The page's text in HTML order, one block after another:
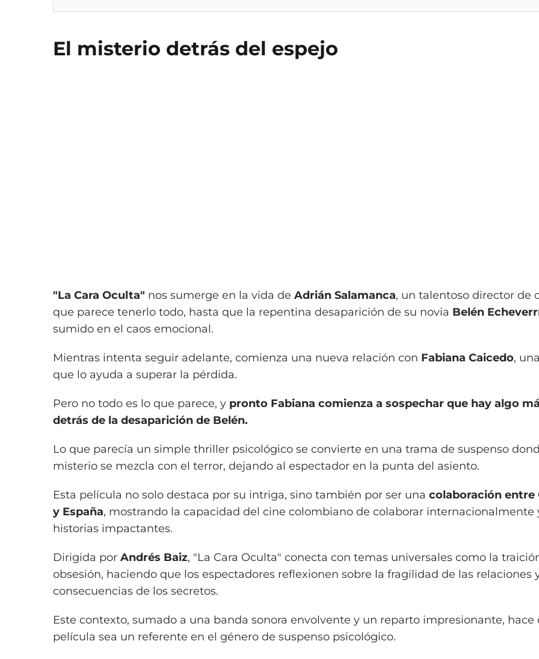
El misterio detrás del espejo
"La Cara Oculta" nos sumerge en la vida de Adrián Salamanca, un talentoso director de
que parece tenerlo todo, hasta que la repentina desaparición de su novia Belén
sumido en el caos emocional.
Mientras intenta seguir adelante, comienza una nueva relación con Fabiana Caicedo,
que lo ayuda a superar la pérdida.
Pero no todo es lo que parece, y pronto Fabiana comienza a sospechar que hay algo
detrás de la desaparición de Belén.
Lo que parecía un simple thriller psicológico se convierte en una trama de suspenso
misterio se mezcla con el terror, dejando al espectador en la punta del asiento.
Esta película no solo destaca por su intriga, sino también por ser una colaboración entre
y España, mostrando la capacidad del cine colombiano de colaborar internacionalmente
historias impactantes.
Dirigida por Andrés Baiz, "La Cara Oculta" conecta con temas universales como la
obsesión, haciendo que los espectadores reflexionen sobre la fragilidad de las relaciones
consecuencias de los secretos.
Este contexto, sumado a una banda sonora envolvente y un reparto impresionante, hace
película sea un referente en el género de suspenso psicológico.